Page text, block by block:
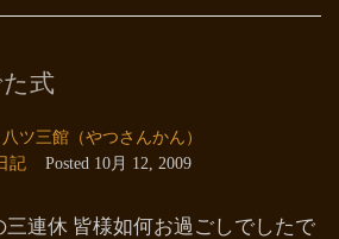
式
ツ三館（やつさんかん）
記 Posted 10月 12, 2009
三連休 皆様如何お過ごしでしたで